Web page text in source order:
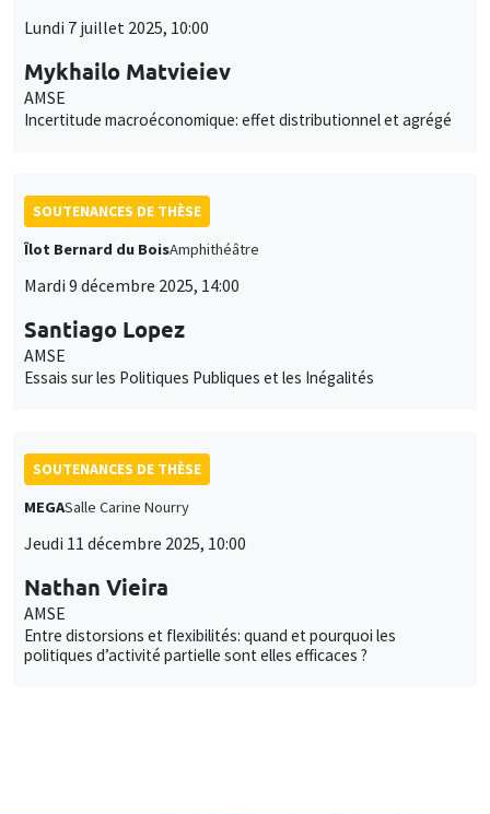
Lundi 7 juillet 2025, 10:00
Mykhailo Matvieiev
AMSE
Incertitude macroéconomique: effet distributionnel et agrégé
SOUTENANCES DE THÈSE
Îlot Bernard du BoisAmphithéâtre
Mardi 9 décembre 2025, 14:00
Santiago Lopez
AMSE
Essais sur les Politiques Publiques et les Inégalités
SOUTENANCES DE THÈSE
MEGASalle Carine Nourry
Jeudi 11 décembre 2025, 10:00
Nathan Vieira
AMSE
Entre distorsions et flexibilités: quand et pourquoi les
politiques d’activité partielle sont elles efficaces ?